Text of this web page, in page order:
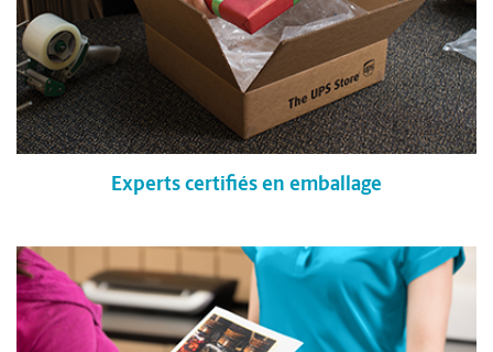
Experts certifiés en emballage